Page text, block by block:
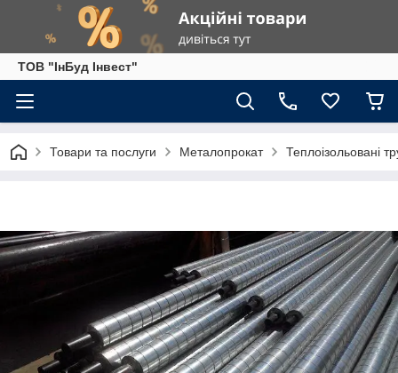
ТОВ "ІнБуд Інвест"
Товари та послуги Металопрокат Теплоізольовані